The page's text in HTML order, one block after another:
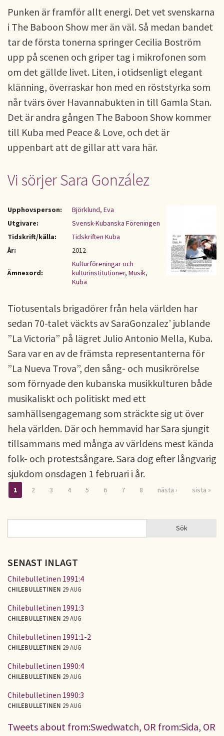
Punken är framför allt energi. Det vet svenskarna
i The Baboon Show mer än väl. Så medan bandet
tar de första tonerna springer Cecilia Boström
upp på scenen och griper tag i mikrofonen som
om det gällde livet. Liten, i otidsenligt elegant
klänning, överraskar hon med en röststyrka som
når tvärs över Havannabukten in till Gamla Stan.
Det är andra gången The Baboon Show kommer
till Kuba med Peace & Love, och det är
uppenbart att de gillar att vara här.
Vi sörjer Sara González
Upphovsperson:
Björklund, Eva
Utgivare:
Svensk-Kubanska Föreningen
Tidskrift/källa:
Tidskriften Kuba
År:
2012
Ämnesord:
Kulturföreningar och
kulturinstitutioner, Musik,
Kuba
Tiotusentals brigadörer från hela världen har
sedan 70-talet väckts av SaraGonzalez’ jublande
”La Victoria” på lägret Julio Antonio Mella, Kuba.
Sara var en av de främsta representanterna för
”La Nueva Trova”, den sång- och musikrörelse
som förnyade den kubanska musikkulturen både
musikaliskt och politiskt med ett
samhällsengagemang som sträckte sig ut över
hela världen. Där och hemmavid har Sara sjungit
tillsammans med många av världens mest kända
folk- och protestsångare. Sara dog efter långvarig
sjukdom onsdagen 1 februari i år.
Sidor
1 2 3 4 5 6 7 8 nästa › sista »
SÖKFORMULÄR Sök
SENAST INLAGT
Chilebulletinen 1991:4
CHILEBULLETINEN 29 AUG
Chilebulletinen 1991:3
CHILEBULLETINEN 29 AUG
Chilebulletinen 1991:1-2
CHILEBULLETINEN 29 AUG
Chilebulletinen 1990:4
CHILEBULLETINEN 29 AUG
Chilebulletinen 1990:3
CHILEBULLETINEN 29 AUG
Tweets about from:Swedwatch, OR from:Sida, OR